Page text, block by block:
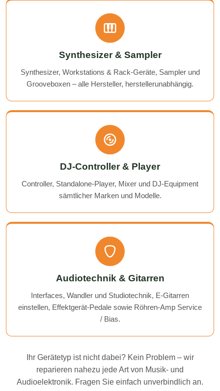
Synthesizer & Sampler
Synthesizer, Workstations & Rack-Geräte, Sampler und
Grooveboxen – alle Hersteller, herstellerunabhängig.
DJ-Controller & Player
Controller, Standalone-Player, Mixer und DJ-Equipment
sämtlicher Marken und Modelle.
Audiotechnik & Gitarren
Interfaces, Wandler und Studiotechnik, E-Gitarren
einstellen, Effektgerät-Pedale sowie Röhren-Amp Service
/ Bias.
Ihr Gerätetyp ist nicht dabei? Kein Problem – wir
reparieren nahezu jede Art von Musik- und
Audioelektronik. Fragen Sie einfach unverbindlich an.